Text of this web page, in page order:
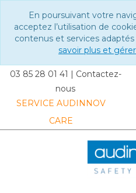
En poursuivant votre
acceptez l’utilisation de
contenus et services
savoir plus et
03 85 28 01 41 | Contactez-
nous
SERVICE AUDINNOV
CARE